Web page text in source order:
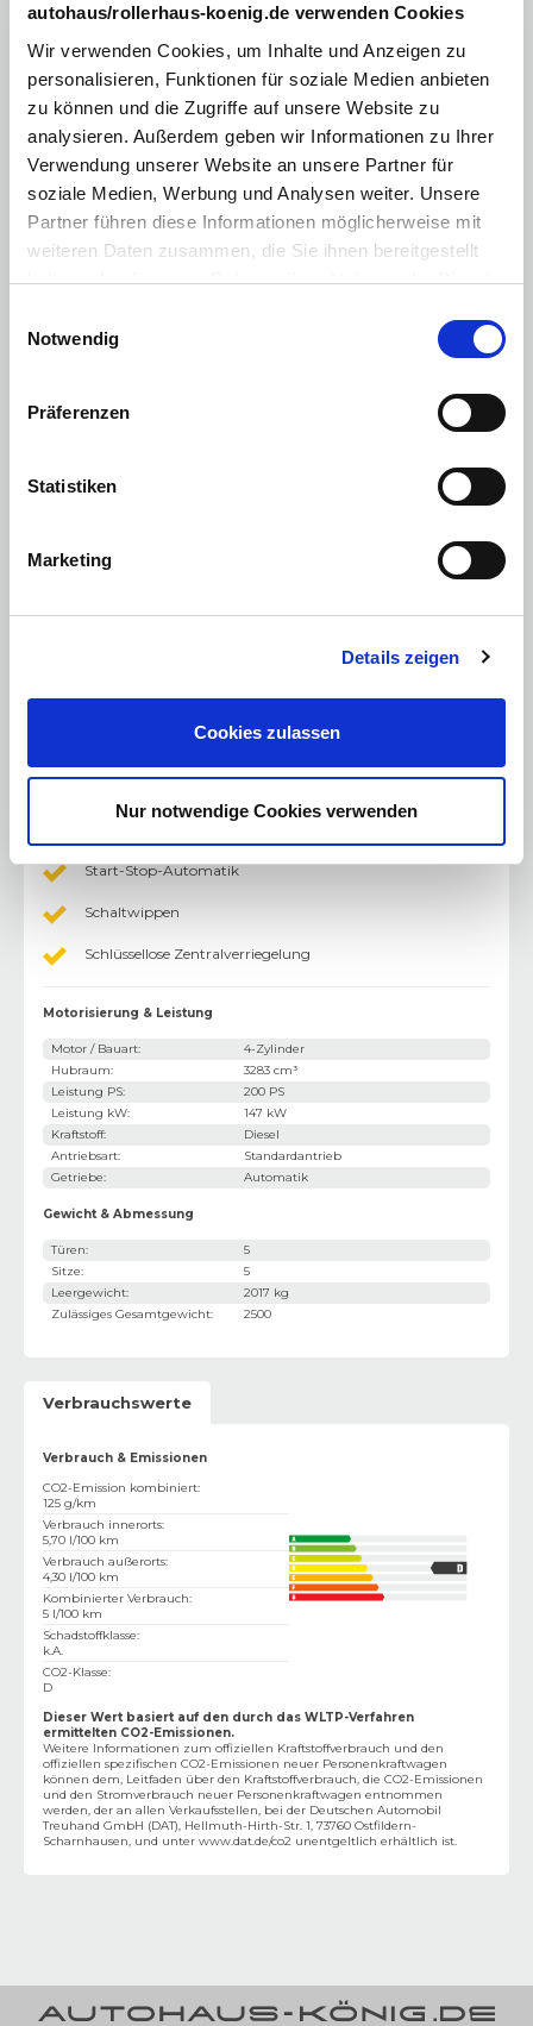
autohaus/rollerhaus-koenig.de verwenden Cookies
Wir verwenden Cookies, um Inhalte und Anzeigen zu
personalisieren, Funktionen für soziale Medien anbieten
zu können und die Zugriffe auf unsere Website zu
analysieren. Außerdem geben wir Informationen zu Ihrer
Verwendung unserer Website an unsere Partner für
soziale Medien, Werbung und Analysen weiter. Unsere
Partner führen diese Informationen möglicherweise mit
weiteren Daten zusammen, die Sie ihnen bereitgestellt
haben oder die sie im Rahmen Ihrer Nutzung der Dienste
Cookies, wenn Sie unsere Webseite weiterhin nutzen.
Notwendig
Präferenzen
Statistiken
Marketing
Details zeigen
Cookies zulassen
Nur notwendige Cookies verwenden
Tempomat
Lederlenkrad
Lenkrad beheizbar
Mittelarmlehne
Sprachsteuerung
Android Auto
Multimedia:
Berganfahrhilfe
Start-Stop-Automatik
Schaltwippen
Schlüssellose Zentralverriegelung
Motorisierung & Leistung
Motor / Bauart:
4-Zylinder
Hubraum:
3283 cm³
Leistung PS:
200 PS
Leistung kW:
147 kW
Kraftstoff:
Diesel
Antriebsart:
Standardantrieb
Getriebe: Automatik
Gewicht & Abmessung
Türen:
5
Sitze:
5
Leergewicht:
2017 kg
Zulässiges Gesamtgewicht: 2500
Verbrauchswerte
Verbrauch & Emissionen
CO2-Emission kombiniert:
125 g/km
Verbrauch innerorts:
5,70 l/100 km
Verbrauch außerorts:
4,30 l/100 km
Kombinierter Verbrauch:
5 l/100 km
Schadstoffklasse:
k.A.
CO2-Klasse:
D
Dieser Wert basiert auf den durch das WLTP-Verfahren
ermittelten CO2-Emissionen.
Weitere Informationen zum offiziellen Kraftstoffverbrauch und den
offiziellen spezifischen CO2-Emissionen neuer Personenkraftwagen
können dem‚ Leitfaden über den Kraftstoffverbrauch, die CO2-Emissionen
und den Stromverbrauch neuer Personenkraftwagen entnommen
werden, der an allen Verkaufsstellen, bei der Deutschen Automobil
Treuhand GmbH (DAT), Hellmuth-Hirth-Str. 1, 73760 Ostfildern-
Scharnhausen, und unter www.dat.de/co2 unentgeltlich erhältlich ist.